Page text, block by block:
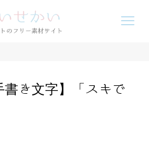
書き文字】「スキで